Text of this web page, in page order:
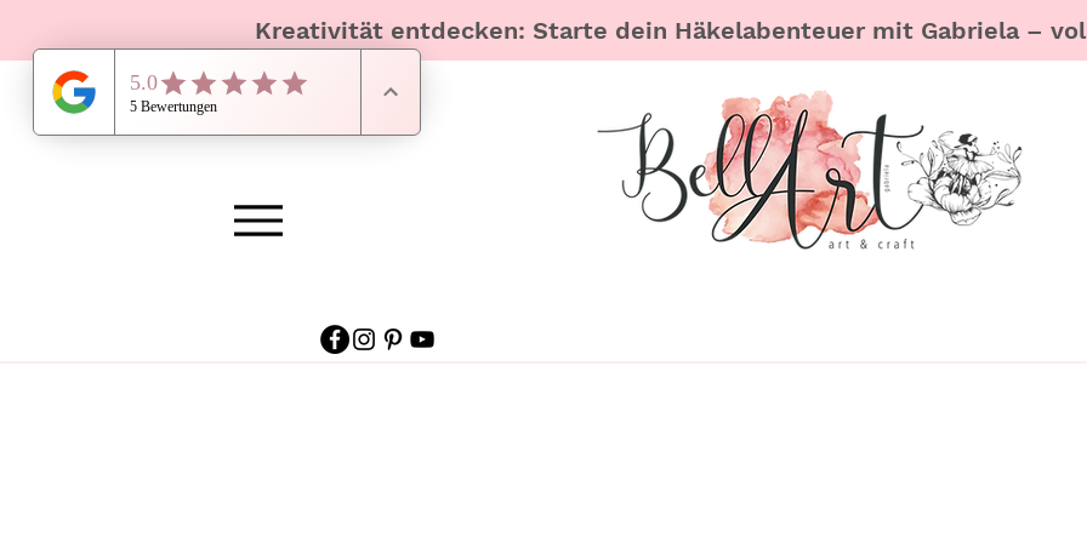
Kreativität entdecken: Starte dein Häkelabenteuer mit Gabriela –